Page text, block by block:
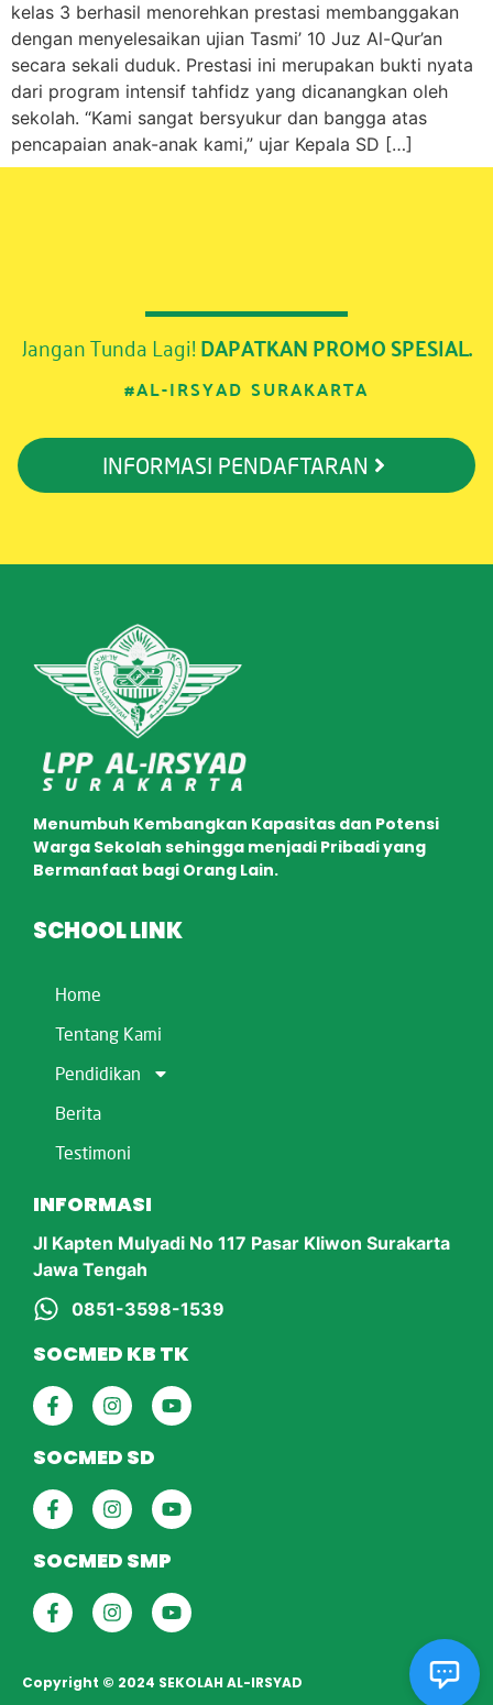
kelas 3 berhasil menorehkan prestasi membanggakan
dengan menyelesaikan ujian Tasmi’ 10 Juz Al-Qur’an
secara sekali duduk. Prestasi ini merupakan bukti nyata
dari program intensif tahfidz yang dicanangkan oleh
sekolah. “Kami sangat bersyukur dan bangga atas
pencapaian anak-anak kami,” ujar Kepala SD […]
Jangan Tunda Lagi!DAPATKAN PROMO SPESIAL.
#AL-IRSYAD SURAKARTA
INFORMASI PENDAFTARAN
Menumbuh Kembangkan Kapasitas dan Potensi
Warga Sekolah sehingga menjadi Pribadi yang
Bermanfaat bagi Orang Lain.
SCHOOL LINK
Home
Tentang Kami
Pendidikan
Berita
Testimoni
INFORMASI
Jl Kapten Mulyadi No 117 Pasar Kliwon Surakarta
Jawa Tengah
0851-3598-1539
SOCMED KB TK
SOCMED SD
SOCMED SMP
Copyright © 2024 SEKOLAH AL-IRSYAD